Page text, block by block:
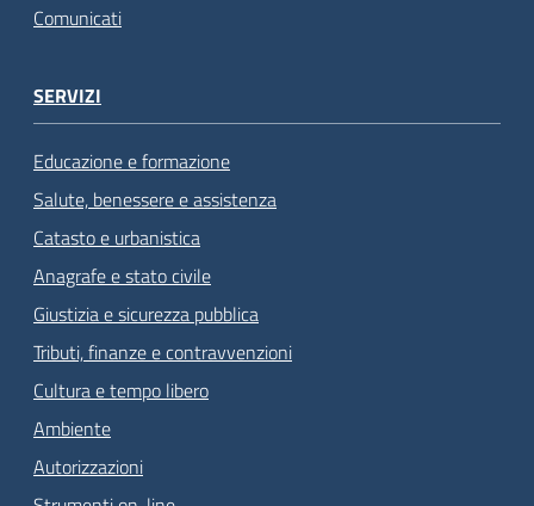
Comunicati
SERVIZI
Educazione e formazione
Salute, benessere e assistenza
Catasto e urbanistica
Anagrafe e stato civile
Giustizia e sicurezza pubblica
Tributi, finanze e contravvenzioni
Cultura e tempo libero
Ambiente
Autorizzazioni